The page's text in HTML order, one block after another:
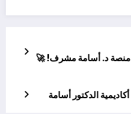
منصة د. أسامة مشرف! 🚀
الدكتور أسامة